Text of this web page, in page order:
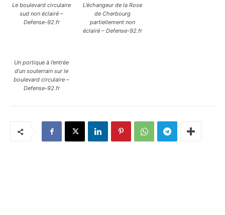
Le boulevard circulaire
sud non éclairé –
Defense-92.fr
L’échangeur de la Rose
de Cherbourg
partiellement non
éclairé – Defense-92.fr
Un portique à l’entrée
d’un souterrain sur le
boulevard circulaire –
Defense-92.fr